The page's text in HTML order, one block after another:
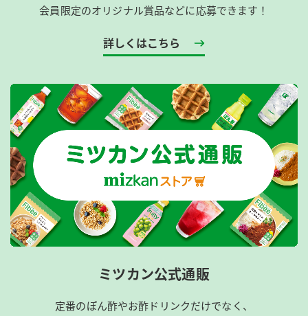
会員限定のオリジナル賞品などに応募できます！
詳しくはこちら
ミツカン公式通販
定番のぽん酢やお酢ドリンクだけでなく、